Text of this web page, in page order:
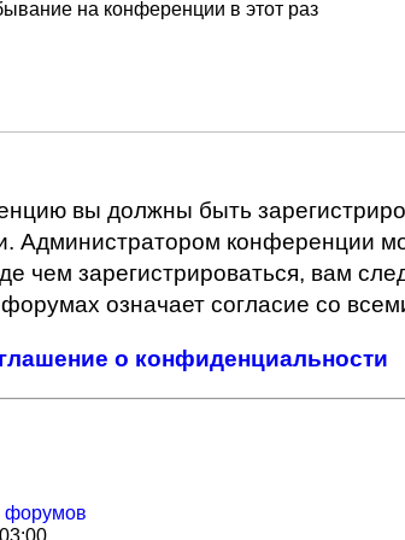
на конференции в этот раз
вы должны быть
Администратором конференции
чем зарегистрироваться, вам
означает согласие со
о конфиденциальности
форумов